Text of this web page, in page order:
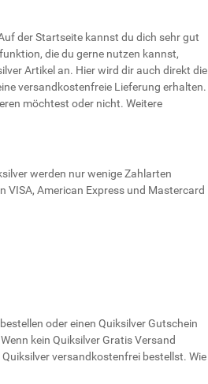
der Startseite kannst du dich sehr gut
die du gerne nutzen kannst,
Artikel an. Hier wird dir auch direkt die
versandkostenfreie Lieferung erhalten.
möchtest oder nicht. Weitere
werden nur wenige Zahlarten
American Express und Mastercard
oder einen Quiksilver Gutschein
kein Quiksilver Gratis Versand
versandkostenfrei bestellst. Wie